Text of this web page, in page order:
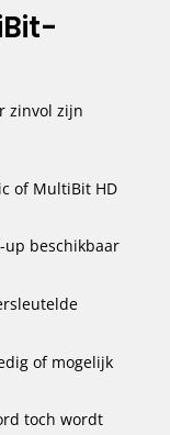
zinvol zijn
of MultiBit HD
up beschikbaar
of mogelijk
toch wordt